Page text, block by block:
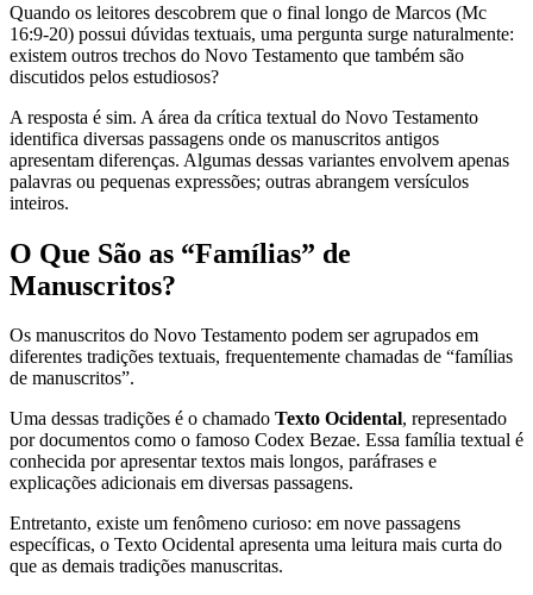
Quando os leitores descobrem que o final longo de Marcos (Mc
16:9-20) possui dúvidas textuais, uma pergunta surge naturalmente:
existem outros trechos do Novo Testamento que também são
discutidos pelos estudiosos?
A resposta é sim. A área da crítica textual do Novo Testamento
identifica diversas passagens onde os manuscritos antigos
apresentam diferenças. Algumas dessas variantes envolvem apenas
palavras ou pequenas expressões; outras abrangem versículos
inteiros.
O Que São as “Famílias” de
Manuscritos?
Os manuscritos do Novo Testamento podem ser agrupados em
diferentes tradições textuais, frequentemente chamadas de “famílias
de manuscritos”.
Uma dessas tradições é o chamado Texto Ocidental, representado
por documentos como o famoso Codex Bezae. Essa família textual é
conhecida por apresentar textos mais longos, paráfrases e
explicações adicionais em diversas passagens.
Entretanto, existe um fenômeno curioso: em nove passagens
específicas, o Texto Ocidental apresenta uma leitura mais curta do
que as demais tradições manuscritas.